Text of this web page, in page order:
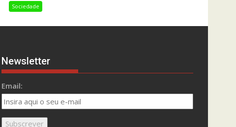
Sociedade
Newsletter
Email: